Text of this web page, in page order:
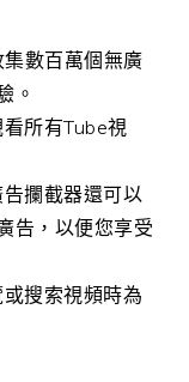
數百萬個無廣
。
所有Tube視
攔截器還可以
告，以便您享受
搜索視頻時為